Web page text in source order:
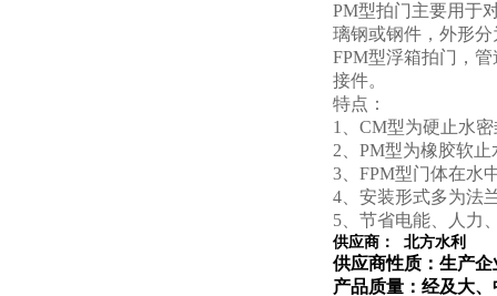
PM型拍门主要用于
璃钢或钢件，外形
FPM型浮箱拍门，
接件。
特点：
1、CM型为硬止水
2、PM型为橡胶软
3、FPM型门体在水
4、安装形式多为法
5、节省电能、人力
供应商： 北方水利
供应商性质：生产企
产品质量：经及大、